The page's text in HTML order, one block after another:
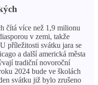
čítá více než 1,9 milionu
v zemi, takže
příležitosti svátku jara se
a další americká města
tradiční novoroční
2024 bude ve školách
svátku již bylo zrušeno